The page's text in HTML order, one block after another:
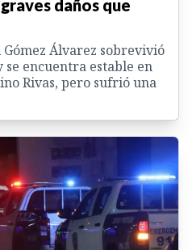
daños que
Álvarez sobrevivió
encuentra estable en
Rivas, pero sufrió una